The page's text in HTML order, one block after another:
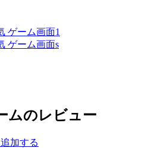
ムのレビュー
加する